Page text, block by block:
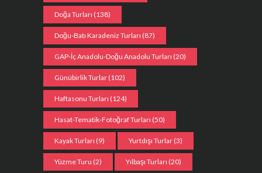
Doğa Turları (138)
Doğu-Batı Karadeniz Turları (87)
GAP-İç Anadolu-Doğu Anadolu Turları (20)
Günübirlik Turlar (102)
Haftasonu Turları (124)
Hasat-Tematik-Fotoğraf Turları (50)
Kayak Turları (9) Yurtdışı Turlar (3)
Yüzme Turu (2) Yılbaşı Turları (20)